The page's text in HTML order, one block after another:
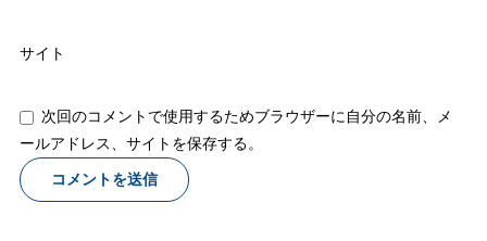
サイト
次回のコメントで使用するためブラウザーに自分の名前、メ
ールアドレス、サイトを保存する。